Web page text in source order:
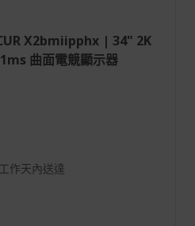
X2bmiipphx | 34" 2K
曲面電競顯示器
作天內送達